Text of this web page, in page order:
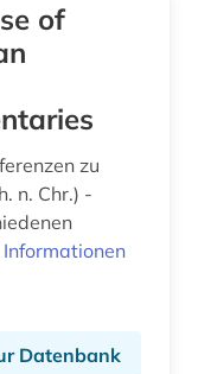
of
zu
n. Chr.) -
Informationen
Datenbank